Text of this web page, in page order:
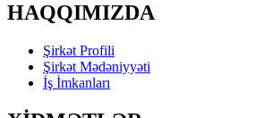
HAQQIMIZDA
Şirkət Profili
Şirkət Mədəniyyəti
İş İmkanları